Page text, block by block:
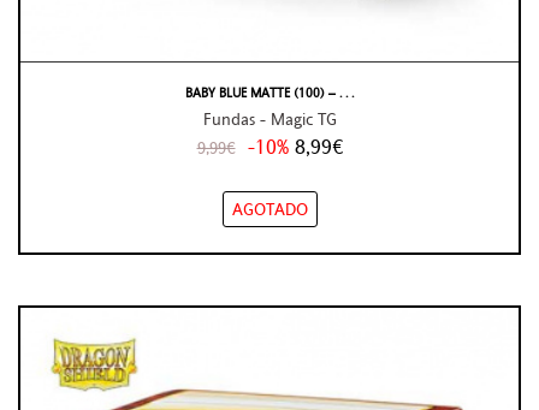
BABY BLUE MATTE (100) – . . .
Fundas - Magic TG
9,99€ -10% 8,99€
AGOTADO